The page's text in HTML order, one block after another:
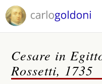
Cesare in
Rossetti, 1735